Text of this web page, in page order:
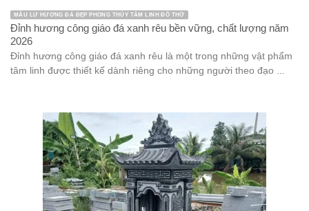
MẪU LƯ HƯƠNG ĐÁ ĐẸP PHONG THỦY TÂM LINH ĐỒ THỜ
Đỉnh hương công giáo đá xanh rêu bền vững, chất lượng năm
2026
Đỉnh hương công giáo đá xanh rêu là một trong những vật phẩm
tâm linh được thiết kế dành riêng cho những người theo đạo ...